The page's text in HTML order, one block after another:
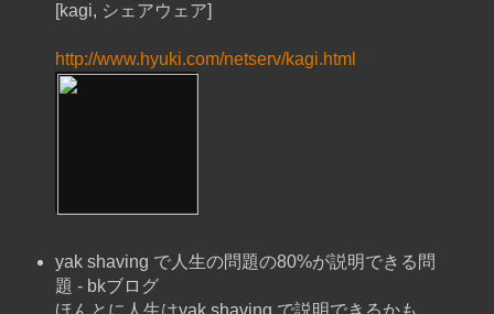
[kagi, シェアウェア]
http://www.hyuki.com/netserv/kagi.html
yak shaving で人生の問題の80%が説明できる問
題 - bkブログ